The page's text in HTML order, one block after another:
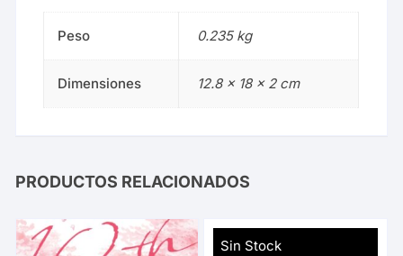
Peso 0.235 kg
Dimensiones 12.8 × 18 × 2 cm
PRODUCTOS RELACIONADOS
Sin Stock